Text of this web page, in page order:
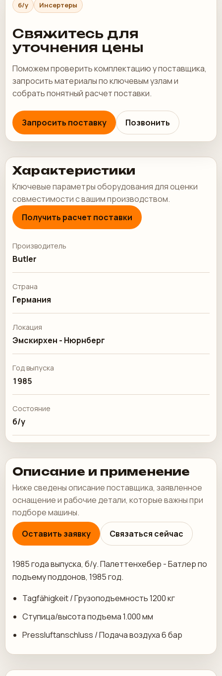
б/у Инсертеры
Свяжитесь для
уточнения цены
Поможем проверить комплектацию у поставщика,
запросить материалы по ключевым узлам и
собрать понятный расчет поставки.
Запросить поставку Позвонить
Характеристики
Ключевые параметры оборудования для оценки
совместимости с вашим производством.
Получить расчет поставки
Производитель
Butler
Страна
Германия
Локация
Эмскирхен - Нюрнберг
Год выпуска
1985
Состояние
б/у
Описание и применение
Ниже сведены описание поставщика, заявленное
оснащение и рабочие детали, которые важны при
подборе машины.
Оставить заявку
Связаться сейчас
1985 года выпуска, б/у. Палеттенхебер - Батлер по
подъему поддонов, 1985 год.
Tagfähigkeit / Грузоподъемность 1200 кг
Ступица/высота подъема 1.000 мм
Pressluftanschluss / Подача воздуха 6 бар